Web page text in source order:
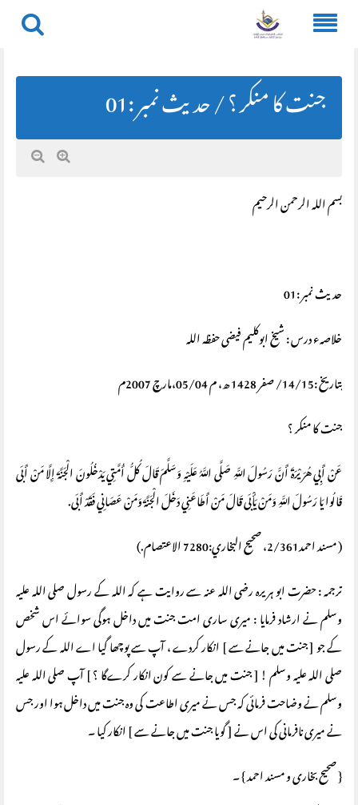
contentجنت کا منکر ؟ / حديث نمبر :01
بسم اللہ الرحمن الرحیم
حديث نمبر :01
خلاصہء درس : شیخ ابوکلیم فیضی حفظہ اللہ
بتاریخ :14/15/ صفر 1428 ھ، م 05/04،مارچ 2007م
جنت کا منکر ؟
عَنْ أَبِي هُرَيْرَةَ أَنَّ رَسُولَ اللَّهِ صَلَّى اللَّهُ عَلَيْهِ وَسَلَّمَ قَالَ كُلُّ أُمَّتِي يَدْخُلُونَ الْجَنَّةَ إِلَّا مَنْ أَبَى
قَالُوا يَا رَسُولَ اللَّهِ وَمَنْ يَأْبَى قَالَ مَنْ أَطَاعَنِي دَخَلَ الْجَنَّةَ وَمَنْ عَصَانِي فَقَدْ أَبَى.
( مسند احمد2/361، صحيح البخاري:7280 الاعتصام.)
ترجمہ : حضرت ابو ہریرہ رضی اللہ عنہ سے روایت ہے کہ اللہ کے رسول صلی اللہ علیہ
وسلم نے ارشاد فرمایا : میری ساری امت جنت میں داخل ہوگی سوائے اس شخص
کے جو [ جنت میں جانے سے ] انکار کردے ، آپ سے پوچھا گیا اے اللہ کے رسول
صلی اللہ علیہ وسلم ! [ جنت میں جانے سے کون انکار کرےگا ؟ ] آپ صلی اللہ علیہ
وسلم نے وضاحت فرمائی کہ جس نے میری اطاعت کی وہ جنت میں داخل ہوا اور جس
نے میری نافرمانی کی اس نے [ گویا جنت میں جانے سے ] انکار کیا ۔
{ صحیح بخاری و مسند احمد } ۔